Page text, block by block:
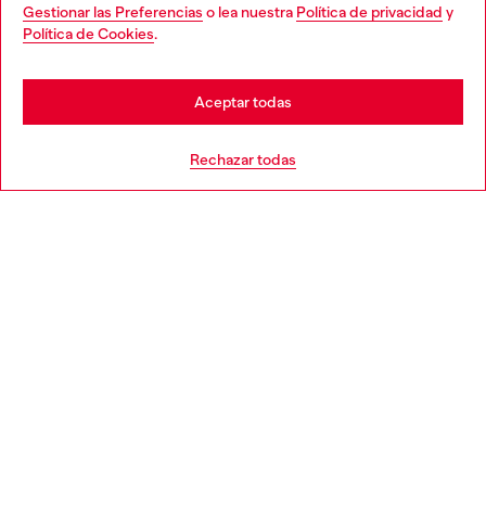
Gestionar las Preferencias o lea nuestra Política de privacidad y
Política de Cookies.
Rechazar todas
Aceptar todas
You are currently browsing España website, but it seems you
may be based in United States